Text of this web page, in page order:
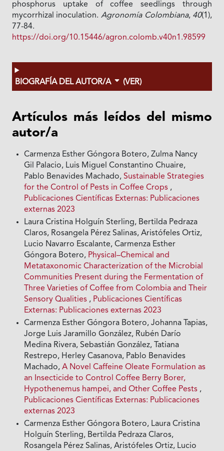
phosphorus uptake of coffee seedlings through
mycorrhizal inoculation. Agronomía Colombiana, 40(1),
77-84.
https://doi.org/10.15446/agron.colomb.v40n1.98599
BIOGRAFÍA DEL AUTOR/A (VER)
Artículos más leídos del mismo
autor/a
Carmenza Esther Góngora Botero, Zulma Nancy
Gil Palacio, Luis Miguel Constantino Chuaire,
Pablo Benavides Machado,Sustainable Strategies
for the Control of Pests in Coffee Crops ,
Publicaciones Científicas Externas: Publicaciones
externas 2023
Laura Cristina Holguín Sterling, Bertilda Pedraza
Claros, Rosangela Pérez Salinas, Aristófeles Ortiz,
Lucio Navarro Escalante, Carmenza Esther
Góngora Botero, Physical–Chemical and
Metataxonomic Characterization of the Microbial
Communities Present during the Fermentation of
Three Varieties of Coffee from Colombia and Their
Sensory Qualities , Publicaciones Científicas
Externas: Publicaciones externas 2023
Carmenza Esther Góngora Botero, Johanna Tapias,
Jorge Luis Jaramillo González, Rubén Darío
Medina Rivera, Sebastián González, Tatiana
Restrepo, Herley Casanova, Pablo Benavides
Machado,A Novel Caffeine Oleate Formulation as
an Insecticide to Control Coffee Berry Borer,
Hypothenemus hampei, and Other Coffee Pests ,
Publicaciones Científicas Externas: Publicaciones
externas 2023
Carmenza Esther Góngora Botero, Laura Cristina
Holguín Sterling, Bertilda Pedraza Claros,
Rosangela Pérez Salinas, Aristófeles Ortiz, Lucio